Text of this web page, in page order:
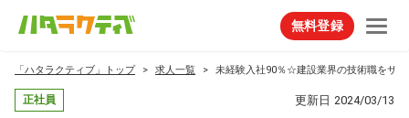
無料登録
「ハタラクティブ」トップ 求人一覧 未経験入社90％☆建設業界の技術職をサ
正社員 更新日 2024/03/13